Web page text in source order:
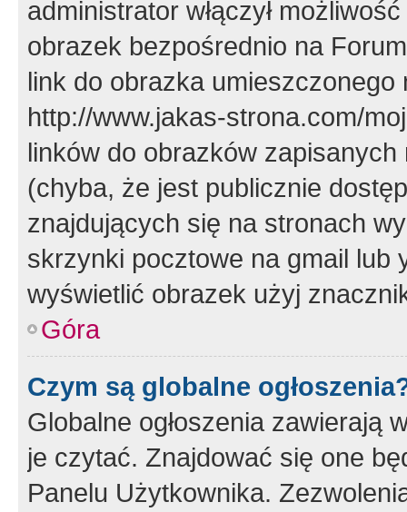
administrator włączył
obrazek bezpośrednio na
link do obrazka
http://www.jakas-strona.com/
linków do obrazków
(chyba, że jest publicznie
znajdujących się na stronach
skrzynki pocztowe na gmail lub
wyświetlić obrazek użyj
Góra
Czym są globalne
Globalne ogłoszenia zawierają
je czytać. Znajdować się one
Panelu Użytkownika.